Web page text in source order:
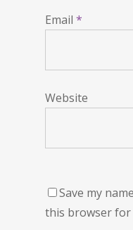
Email *
Website
Save my
this browser for